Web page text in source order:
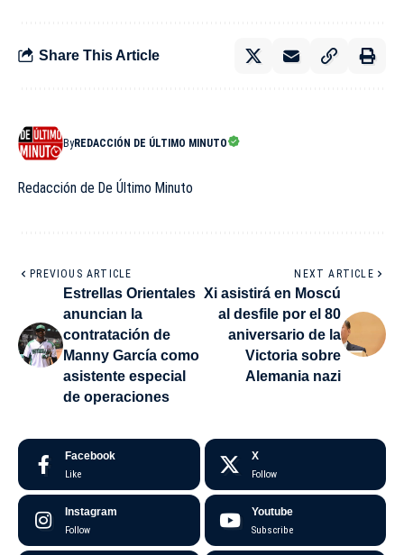
Share This Article
ByREDACCIÓN DE ÚLTIMO MINUTO
Redacción de De Último Minuto
PREVIOUS ARTICLE
Estrellas Orientales
anuncian la
contratación de
Manny García como
asistente especial
de operaciones
NEXT ARTICLE
Xi asistirá en Moscú
al desfile por el 80
aniversario de la
Victoria sobre
Alemania nazi
Facebook
Like
X
Follow
Instagram
Follow
Youtube
Subscribe